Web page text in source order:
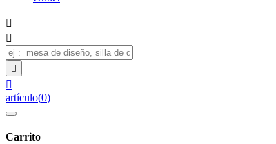




artículo(0)
Carrito